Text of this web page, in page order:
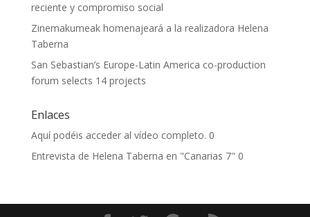
reciente y compromiso social
Zinemakumeak homenajeará a la realizadora Helena
Taberna
San Sebastian’s Europe-Latin America co-production
forum selects 14 projects
Enlaces
Aquí podéis acceder al vídeo completo. 0
Entrevista de Helena Taberna en "Canarias 7" 0